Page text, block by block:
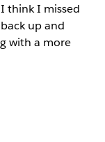
think I missed
up and
with a more